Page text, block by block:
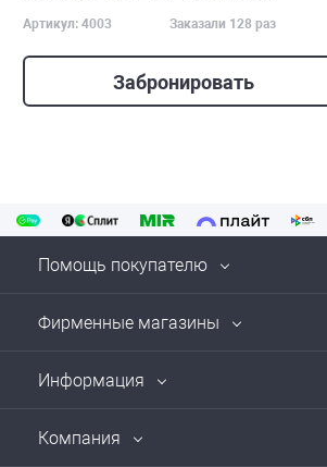
Артикул: 4003 Заказали 128 раз
Забронировать
Помощь покупателю
Фирменные магазины
Информация
Компания